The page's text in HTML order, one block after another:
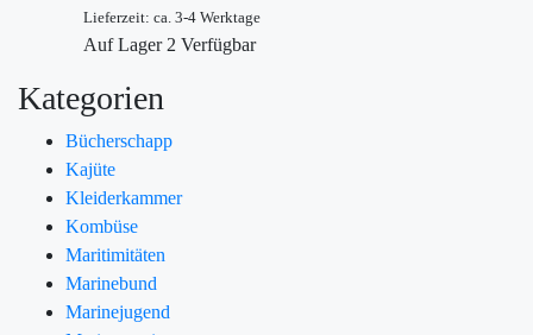
Lieferzeit: ca. 3-4 Werktage
Auf Lager2 Verfügbar
Kategorien
Bücherschapp
Kajüte
Kleiderkammer
Kombüse
Maritimitäten
Marinebund
Marinejugend